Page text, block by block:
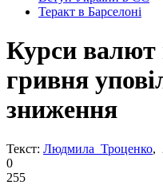
Теракт в Барселоні
Курси валют
гривня
зниження
Текст: Людмила Троценко,
0
255